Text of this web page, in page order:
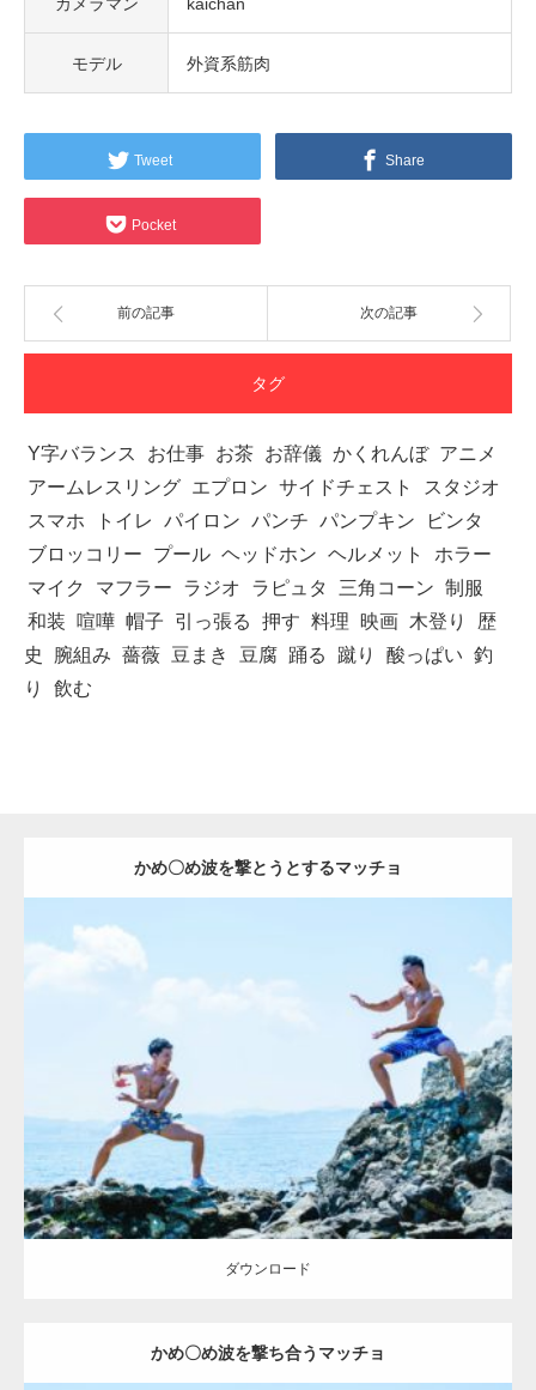
モデル 外資系筋肉
Tweet Share
Pocket
前の記事 次の記事
タグ
Y字バランス お仕事 お茶 お辞儀 かくれんぼ アニメ
アームレスリング エプロン サイドチェスト
スタジオ
スマホ
トイレ パイロン パンチ パンプキン
ビンタ
ブロッコリー
プール ヘッドホン ヘルメット
ホラー
マイク
マフラー ラジオ ラピュタ 三角コーン 制服
和装
喧嘩 帽子 引っ張る 押す 料理 映画 木登り
歴
史
腕組み 薔薇 豆まき 豆腐 踊る 蹴り 酸っぱい 釣
り
飲む
かめ〇め波を撃とうとするマッチョ
海のマッチョ2 AKIHITO(細マッチョ) 外資系筋肉
ダウンロード
ダウンロード
かめ〇め波を撃ち合うマッチョ